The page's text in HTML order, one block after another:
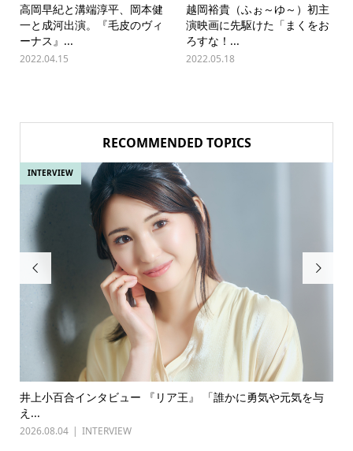
高岡早紀と溝端淳平、岡本健
一と成河出演。『毛皮のヴィ
ーナス』...
2022.04.15
越岡裕貴（ふぉ～ゆ～）初主
演映画に先駆けた「まくをお
ろすな！...
2022.05.18
RECOMMENDED TOPICS

井上小百合インタビュー 『リア王』 「誰かに勇気や元気を与
え...
2026.08.04 INTERVIEW
INTERVIEW
